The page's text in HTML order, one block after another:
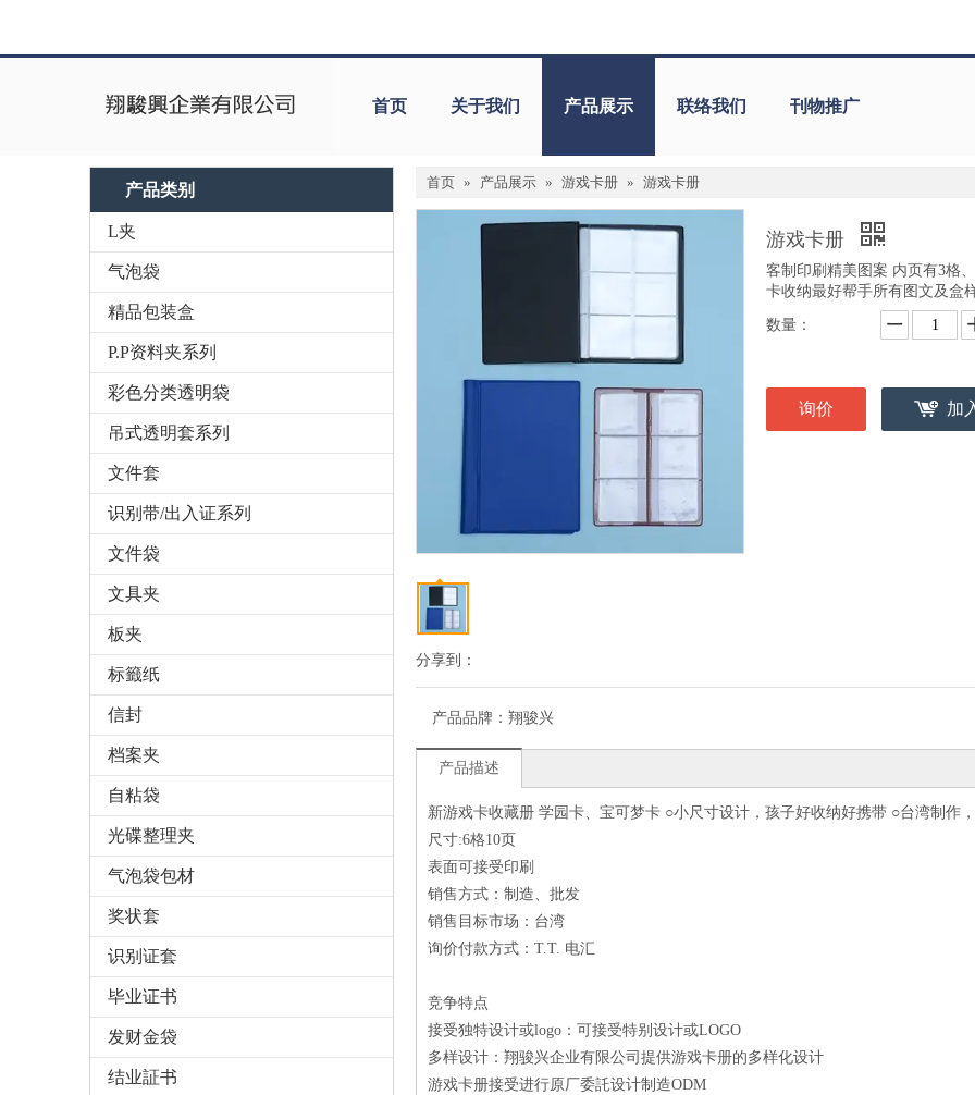
首页 关于我们 产品展示 联络我们 刊物推广
产品类别
L夹
气泡袋
精品包装盒
P.P资料夹系列
彩色分类透明袋
吊式透明套系列
文件套
识别带/出入证系列
文件袋
文具夹
板夹
标籤纸
信封
档案夹
自粘袋
光碟整理夹
气泡袋包材
奖状套
识别证套
毕业证书
发财金袋
结业証书
首页 » 产品展示 » 游戏卡册 » 游戏卡册
分享到：
游戏卡册
客制印刷精美图案 内页有3格
卡收纳最好帮手所有图文及盒
数量：
询价 加
产品品牌： 翔骏兴
产品描述
新游戏卡收藏册 学园卡、宝可梦卡 ○小尺寸设计，孩子好收纳好携带 ○台湾制作
尺寸:6格10页
表面可接受印刷
销售方式：制造、批发
销售目标市场：台湾
询价付款方式：T.T. 电汇
竞争特点
接受独特设计或logo：可接受特别设计或LOGO
多样设计：翔骏兴企业有限公司提供游戏卡册的多样化设计
游戏卡册接受进行原厂委託设计制造ODM